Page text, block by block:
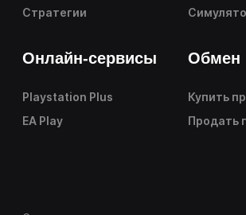
Стратегии
Онлайн-сервисы
Playstation Plus
EA Play
Обмен
Купить
Продать